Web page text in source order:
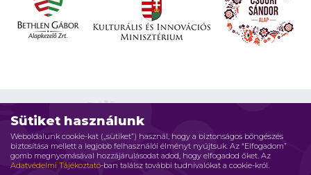
Sütiket használunk
Weboldalunk cookie-kat („sütiket”) használ, hogy a biztonságos böngészés
biztosítása mellett a legjobb felhasználói élményt nyújtsuk. Az “Elfogadom”
gomb megnyomásával hozzájárulásodat adod, hogy elfogadod őket. Az
Adatvédelmi Tájékoztató-ban találsz további tudnivalókat a cookie-król.
Impresszum Adatvédelmi elvek Jogi nyilatkozat